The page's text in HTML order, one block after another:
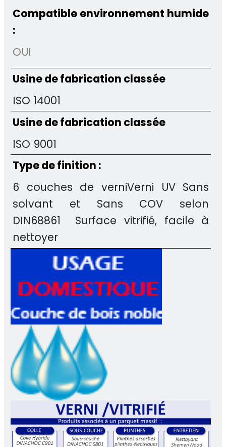
Compatible environnement humide
:
OUI
Usine de fabrication classée
ISO 14001
Usine de fabrication classée
ISO 9001
Type de finition :
6 couches de verniVerni UV Sans
solvant et Sans COV selon
DIN68861 Surface vitrifié, facile à
nettoyer